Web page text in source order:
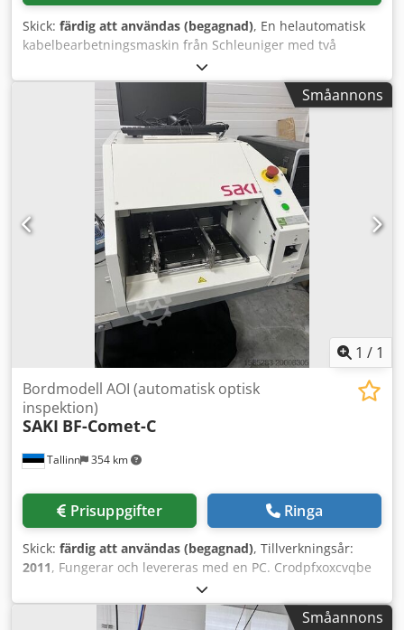
Skick: färdig att användas (begagnad), En helautomatisk
kabelbearbetningsmaskin från Schleuniger med två
stationer finns tillgänglig. Stationer: 2, system: klippa-
skala-terminalmontering, ledararea: 0,15 mm²-6 mm²,
AWG-intervall: 26-10, minsta ledningslängd: 60 mm,
maximal ledningslängd: 65 000 mm, max matning: 12 m/s,
avdragsväg: 0 mm-45 mm, svängrörelseomfång: 0°-90°,
presskraft: 20 kN. Maskindimensioner (X/Y/Z): ca 3650
mm/1850 mm/1300 mm, vikt: ca 900 kg. Dokumentation
finns. Visning på plats är möjlig. Credpjy Tn Nysfx Af Aef
Småannons
1 / 1
Tallinn 354 km
Bordmodell AOI (automatisk optisk
inspektion)
SAKI BF-Comet-C
Prisuppgifter Ringa
Skick: färdig att användas (begagnad), Tillverkningsår:
2011, Fungerar och levereras med en PC. Crodpfxoxcvqbe
Småannons